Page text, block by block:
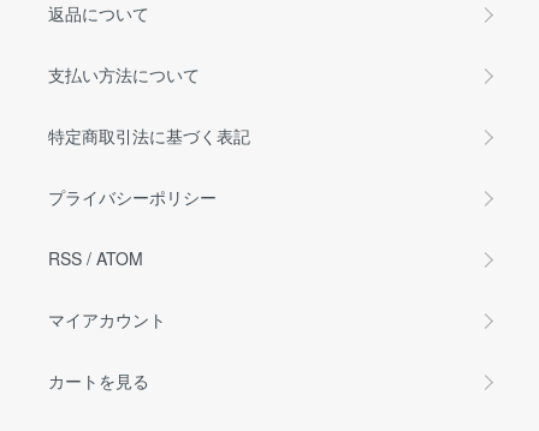
返品について
支払い方法について
特定商取引法に基づく表記
プライバシーポリシー
RSS / ATOM
マイアカウント
カートを見る